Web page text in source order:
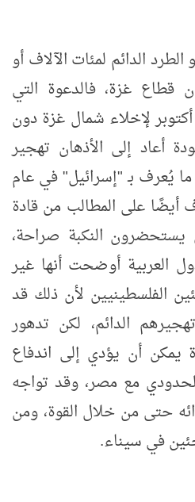
الطرد الدائم لمئات الآلاف أو
قطاع غزة، فالدعوة التي
أطلقتها إسرائيل في 13 أكتوبر لإخلاء شمال غزة دون
أعاد إلى الأذهان تهجير
ما يُعرف بـ "إسرائيل" في عام
أيضًا على المطالب من قادة
يستحضرون النكبة صراحة،
العربية أوضحت أنها غير
الفلسطينيين لأن ذلك قد
الدائم، لكن تدهور
يمكن أن يؤدي إلى اندفاع
مع مصر، وقد تواجه
حتى من خلال القوة، ومن
في سيناء.